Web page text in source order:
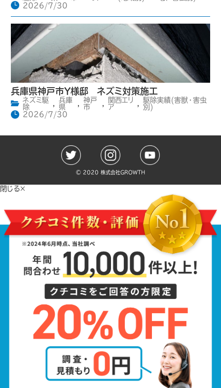
2026/7/30
兵庫県神戸市Y様邸 ネズミ対策施工
ネズミ駆
除
,
兵庫
県
,
神戸
市
,
関西エリ
ア
,
駆除実績(害獣・害虫
別)
2026/7/30
©️ 2020 株式会社GROWTH
閉じる×